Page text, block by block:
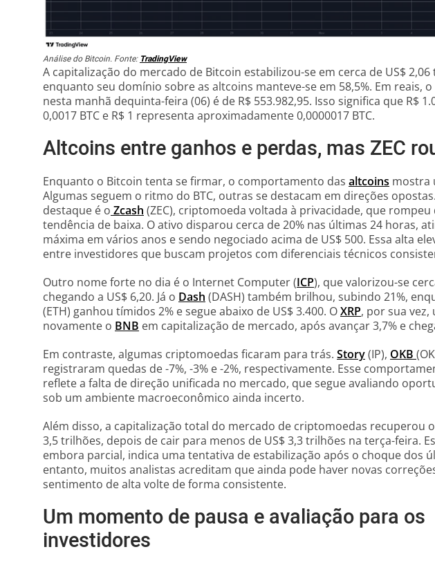
Análise do Bitcoin. Fonte: TradingView
A capitalização do mercado de Bitcoin estabilizou-se em cerca de US$ 2,06
enquanto seu domínio sobre as altcoins manteve-se em 58,5%. Em reais, o
nesta manhã dequinta-feira (06) é de R$ 553.982,95. Isso significa que R$
0,0017 BTC e R$ 1 representa aproximadamente 0,0000017 BTC.
Altcoins entre ganhos e perdas, mas ZEC
Enquanto o Bitcoin tenta se firmar, o comportamento das altcoins mostra
Algumas seguem o ritmo do BTC, outras se destacam em direções
destaque é o Zcash (ZEC), criptomoeda voltada à privacidade, que
tendência de baixa. O ativo disparou cerca de 20% nas últimas 24 horas,
máxima em vários anos e sendo negociado acima de US$ 500. Essa alta
entre investidores que buscam projetos com diferenciais técnicos
Outro nome forte no dia é o Internet Computer (ICP), que valorizou-se
chegando a US$ 6,20. Já o Dash (DASH) também brilhou, subindo 21%,
(ETH) ganhou tímidos 2% e segue abaixo de US$ 3.400. OXRP, por sua
novamente o BNB em capitalização de mercado, após avançar 3,7% e
Em contraste, algumas criptomoedas ficaram para trás. Story(IP), OKB
registraram quedas de -7%, -3% e -2%, respectivamente. Esse
reflete a falta de direção unificada no mercado, que segue avaliando
sob um ambiente macroeconômico ainda incerto.
Além disso, a capitalização total do mercado de criptomoedas recuperou
3,5 trilhões, depois de cair para menos de US$ 3,3 trilhões na terça-feira.
embora parcial, indica uma tentativa de estabilização após o choque dos
entanto, muitos analistas acreditam que ainda pode haver novas
sentimento de alta volte de forma consistente.
Um momento de pausa e avaliação para os
investidores